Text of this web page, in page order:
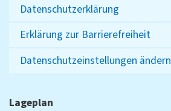
Datenschutzerklärung
Erklärung zur Barrierefreiheit
Datenschutzeinstellungen ändern
Lageplan